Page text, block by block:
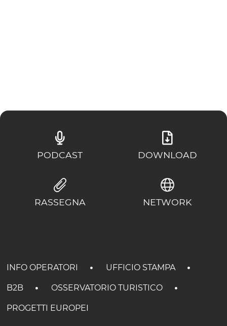
PODCAST DOWNLOAD
RASSEGNA NETWORK
INFO OPERATORI UFFICIO STAMPA
B2B OSSERVATORIO TURISTICO
PROGETTI EUROPEI